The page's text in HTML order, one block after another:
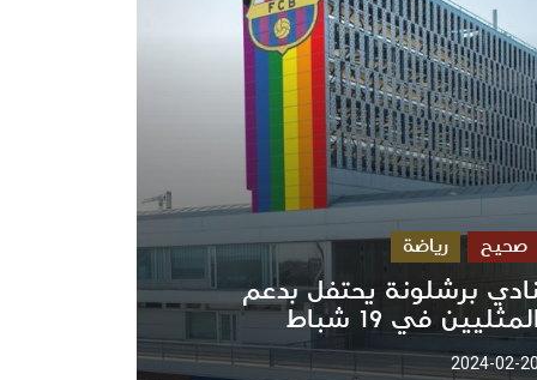
صحيح رياضة
نادي برشلونة يحتفل بدعم
المثليين في 19 شباط
2024-02-